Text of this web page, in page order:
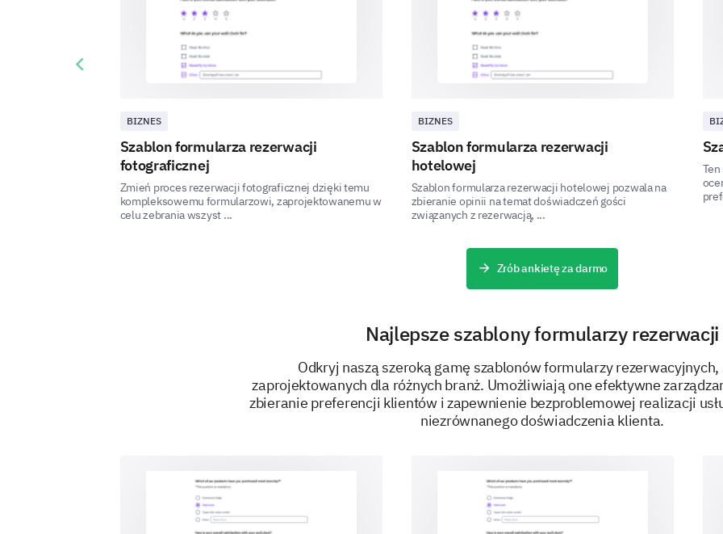
ZASILANE PRZEZ
BIZNES
Szablon formularza rezerwacji
fotograficznej
Zmień proces rezerwacji fotograficznej dzięki temu
kompleksowemu formularzowi, zaprojektowanemu w
celu zebrania wszyst ...
BIZNES
Szablon formularza rezerwacji
hotelowej
Szablon formularza rezerwacji hotelowej pozwala na
zbieranie opinii na temat doświadczeń gości
związanych z rezerwacją, ...
Previous slide
Zrób ankietę za darmo
Najlepsze szablony formularzy rezerwacji
Odkryj naszą szeroką gamę szablonów formularzy
zaprojektowanych dla różnych branż. Umożliwiają one efektywne
zbieranie preferencji klientów i zapewnienie bezproblemowej realizacji
niezrównanego doświadczenia klienta.